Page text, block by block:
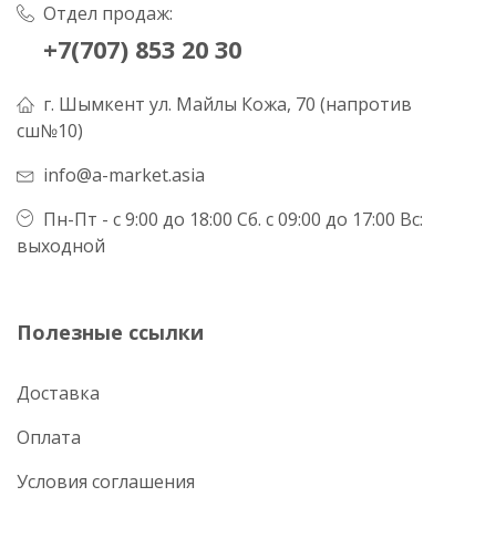
Отдел продаж:
+7(707) 853 20 30
г. Шымкент ул. Майлы Кожа, 70 (напротив
сш№10)
info@a-market.asia
Пн-Пт - с 9:00 до 18:00 Сб. с 09:00 до 17:00 Вс:
выходной
Полезные ссылки
Доставка
Оплата
Условия соглашения